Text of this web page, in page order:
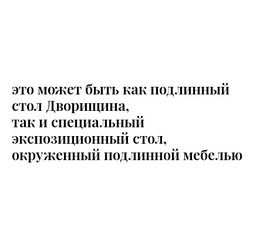
это может быть как подлинный
стол Дворищина,
так и специальный
экспозиционный стол,
окруженный подлинной мебелью